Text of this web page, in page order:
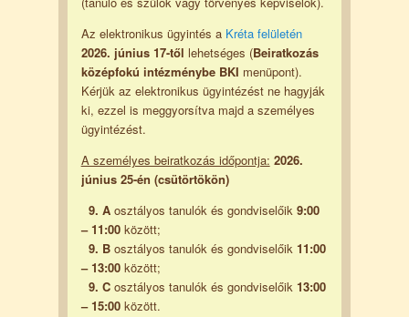
Az elektronikus ügyintés a Kréta felületén
2026. június 17-től lehetséges (Beiratkozás
középfokú intézménybe BKI menüpont).
Kérjük az elektronikus ügyintézést ne hagyják
ki, ezzel is meggyorsítva majd a személyes
ügyintézést.
A személyes beiratkozás időpontja: 2026.
június 25-én (csütörtökön)
9. Aosztályos tanulók és gondviselőik 9:00
– 11:00között;
9. Bosztályos tanulók és gondviselőik 11:00
– 13:00között;
9. Cosztályos tanulók és gondviselőik 13:00
– 15:00között.